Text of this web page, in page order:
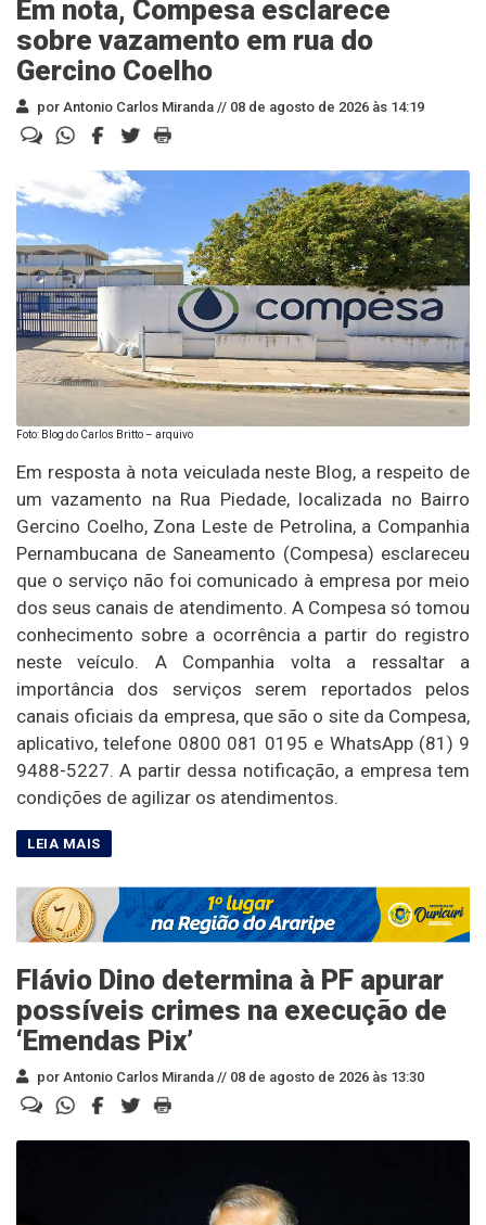
Em nota, Compesa esclarece
sobre vazamento em rua do
Gercino Coelho
por Antonio Carlos Miranda // 08 de agosto de 2026 às 14:19
Foto: Blog do Carlos Britto – arquivo
Em resposta à nota veiculada neste Blog, a respeito de
um vazamento na Rua Piedade, localizada no Bairro
Gercino Coelho, Zona Leste de Petrolina, a Companhia
Pernambucana de Saneamento (Compesa) esclareceu
que o serviço não foi comunicado à empresa por meio
dos seus canais de atendimento. A Compesa só tomou
conhecimento sobre a ocorrência a partir do registro
neste veículo. A Companhia volta a ressaltar a
importância dos serviços serem reportados pelos
canais oficiais da empresa, que são o site da Compesa,
aplicativo, telefone 0800 081 0195 e WhatsApp (81) 9
9488-5227. A partir dessa notificação, a empresa tem
condições de agilizar os atendimentos.
Flávio Dino determina à PF apurar
possíveis crimes na execução de
‘Emendas Pix’
por Antonio Carlos Miranda // 08 de agosto de 2026 às 13:30